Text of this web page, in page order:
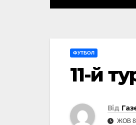
ФУТБОЛ
11-й
Від
ЖОВ